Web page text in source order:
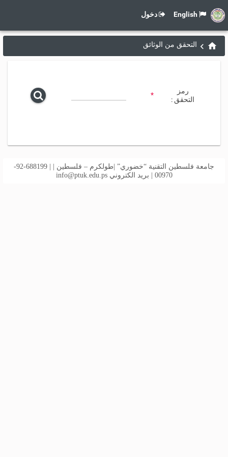
دخول
التحقق من الوثائق
رمز
التحقق :
*
جامعة فلسطين التقنية “خضوري” |طولكرم – فلسطين | | 688199-92-
00970 | بريد الكتروني
info@ptuk.edu.ps